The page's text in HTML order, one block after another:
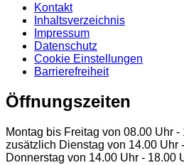
Kontakt
Inhaltsverzeichnis
Impressum
Datenschutz
Cookie Einstellungen
Barrierefreiheit
Öffnungszeiten
Montag bis Freitag von 08.00 Uhr -
zusätzlich Dienstag von 14.00 Uhr
Donnerstag von 14.00 Uhr - 18.00